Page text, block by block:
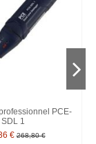
PCE-
SDL 1
€ 268,80 €